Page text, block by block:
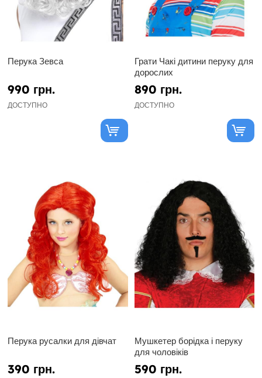
Перука Зевса
990 грн.
ДОСТУПНО
Грати Чакі дитини перуку для
дорослих
890 грн.
ДОСТУПНО
Перука русалки для дівчат
390 грн.
Мушкетер борідка і перуку
для чоловіків
590 грн.